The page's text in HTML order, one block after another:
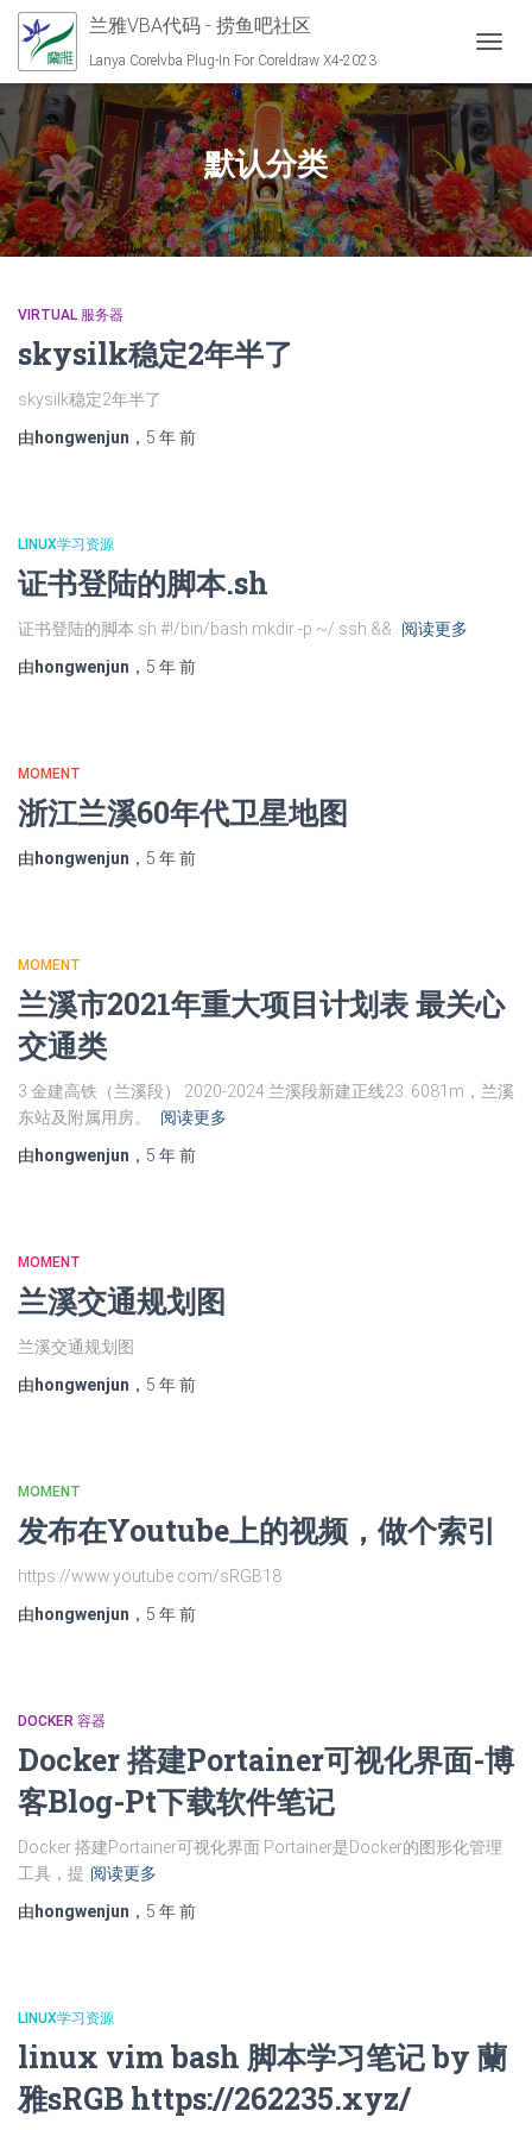
兰雅VBA代码 - 捞鱼吧社区
Lanya Corelvba Plug-In For Coreldraw X4-2023
默认分类
VIRTUAL 服务器
skysilk稳定2年半了
skysilk稳定2年半了
由 hongwenjun ， 5 年前
LINUX学习资源
证书登陆的脚本.sh
证书登陆的脚本.sh #!/bin/bash mkdir -p ~/.ssh &&
阅读更多
由 hongwenjun ， 5 年前
MOMENT
浙江兰溪60年代卫星地图
由 hongwenjun ， 5 年前
MOMENT
兰溪市2021年重大项目计划表 最关心
交通类
3 金建高铁（兰溪段） 2020-2024 兰溪段新建正线23. 6081m，兰溪
东站及附属用房。
阅读更多
由 hongwenjun ， 5 年前
MOMENT
兰溪交通规划图
兰溪交通规划图
由 hongwenjun ， 5 年前
MOMENT
发布在Youtube上的视频，做个索引
https://www.youtube.com/sRGB18
由 hongwenjun ， 5 年前
DOCKER 容器
Docker 搭建Portainer可视化界面-博
客Blog-Pt下载软件笔记
Docker 搭建Portainer可视化界面 Portainer是Docker的图形化管理
工具，提 阅读更多
由 hongwenjun ， 5 年前
LINUX学习资源
linux vim bash 脚本学习笔记 by 蘭
雅sRGB https://262235.xyz/